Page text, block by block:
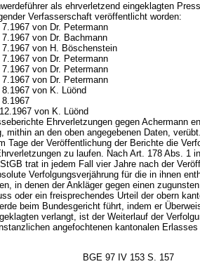
als ehrverletzend eingeklagten
Verfasserschaft veröffentlicht worden:
von Dr. Petermann
von Dr. Bachmann
von H. Böschenstein
von Dr. Petermann
von Dr. Petermann
von Dr. Petermann
von K. Lüönd
von K. Lüönd
Ehrverletzungen gegen Achermann
mithin an den oben angegebenen Daten,
Tage der Veröffentlichung der Berichte die
zu laufen. Nach Art. 178 Abs. 1
trat in jedem Fall vier Jahre nach der
Verfolgungsverjährung für die in ihnen
in denen der Ankläger gegen einen
oder ein freisprechendes Urteil der obern
beim Bundesgericht führt, indem er
verlangt, ist der Weiterlauf der
angefochtenen kantonalen
BGE 97 IV 153 S. 157